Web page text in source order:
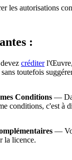
les autorisations
:
créditerl'Œuvre,
toutefois
Conditions —
conditions, c'est à
—
la licence.